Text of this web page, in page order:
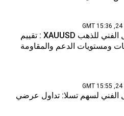
التحليل الفني للذهب XAUUSD : تقييم
ومستويات الدعم والمقاومة
الفني لسهم تسلا: تداول عرضي